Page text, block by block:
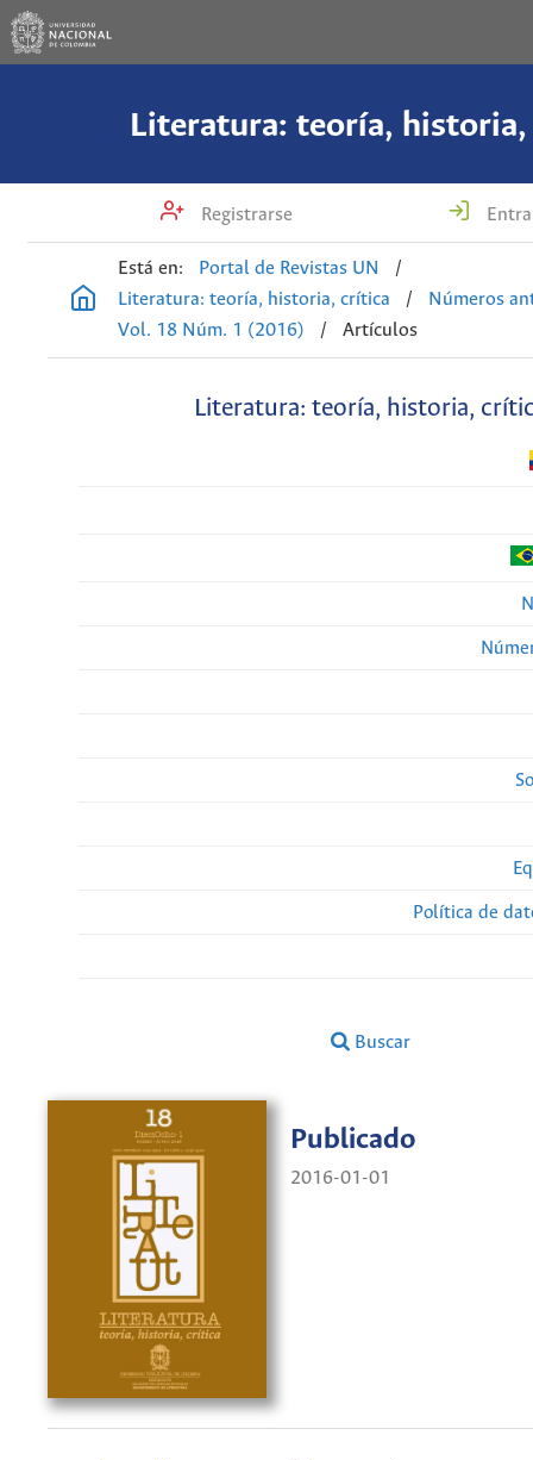
Literatura: teoría,
Registrarse
Está en: Portal de Revistas UN
/
Literatura: teoría, historia, crítica
/
Números
Vol. 18 Núm. 1 (2016)
/ Artículos
Literatura: teoría, historia,
Política de
Buscar
Publicado
2016-01-01